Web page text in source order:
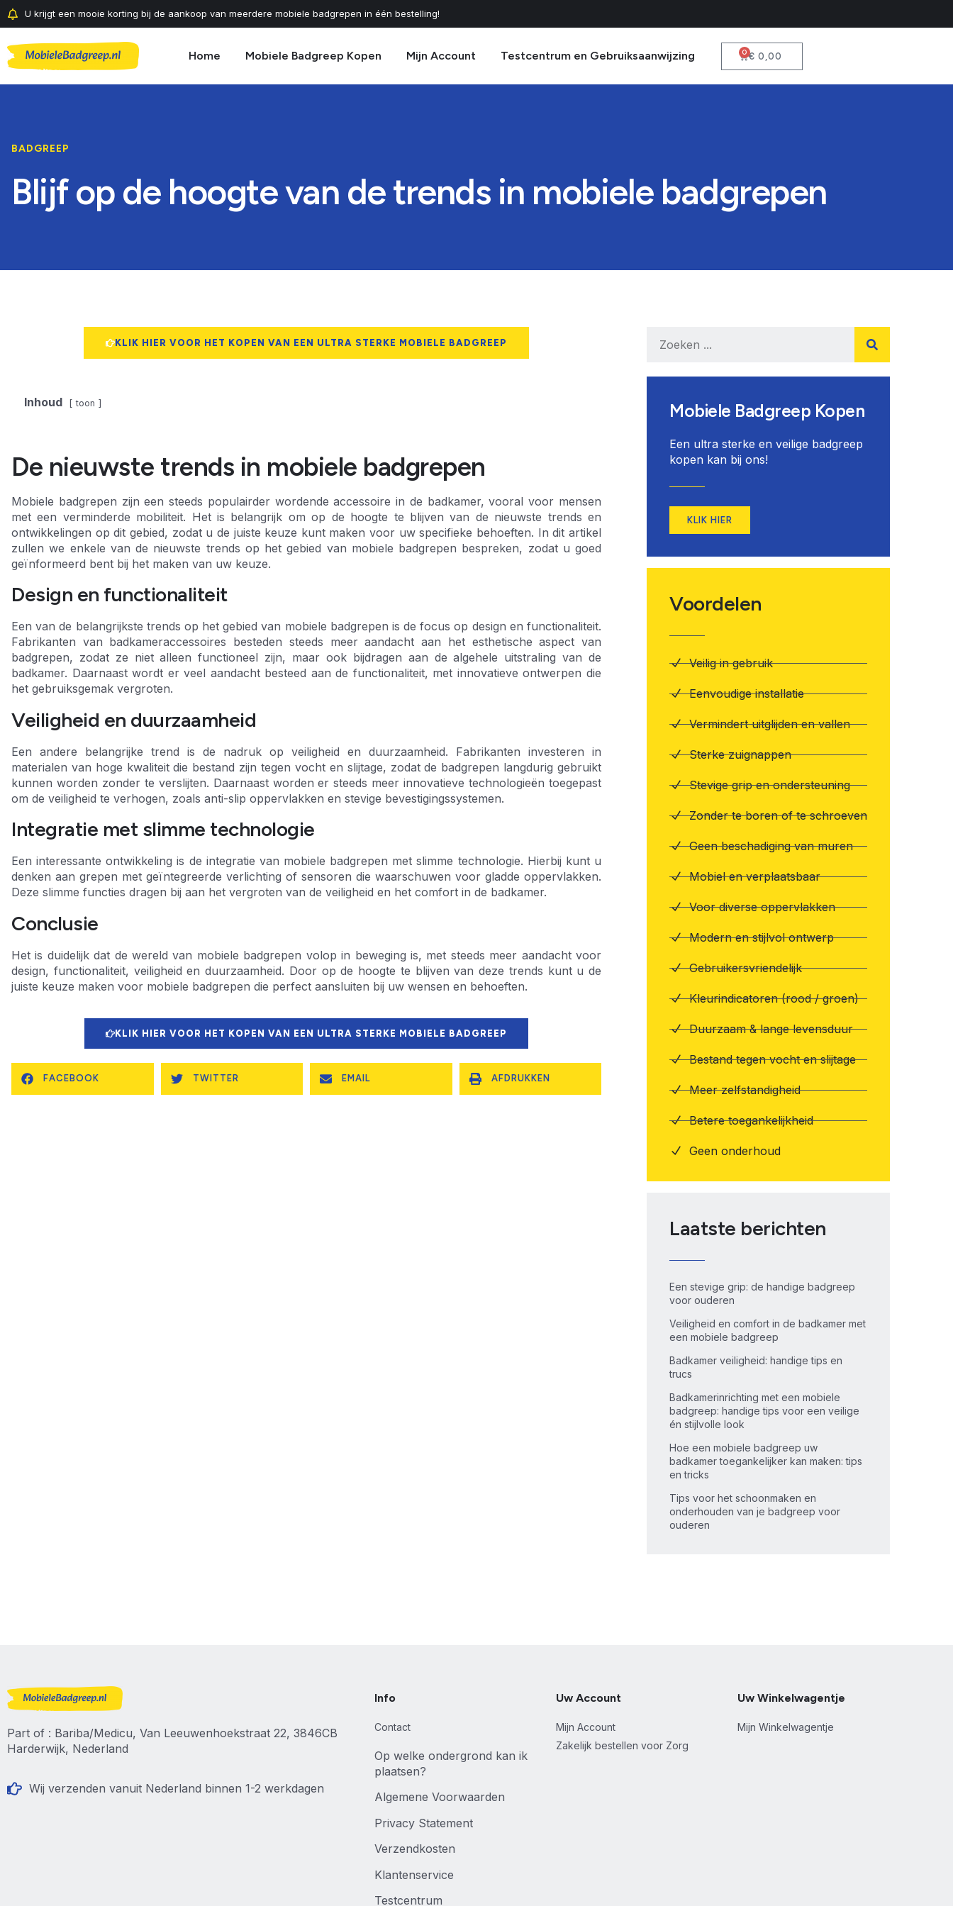
U krijgt een mooie korting bij de aankoop van meerdere mobiele badgrepen in één bestelling!
Home Mobiele Badgreep Kopen Mijn Account Testcentrum en Gebruiksaanwijzing € 0,00
0
BADGREEP
Blijf op de hoogte van de trends in mobiele badgrepen
KLIK HIER VOOR HET KOPEN VAN EEN ULTRA STERKE MOBIELE BADGREEP
Inhoud toon
De nieuwste trends in mobiele badgrepen
Mobiele badgrepen zijn een steeds populairder wordende accessoire in de badkamer, vooral voor mensen
met een verminderde mobiliteit. Het is belangrijk om op de hoogte te blijven van de nieuwste trends en
ontwikkelingen op dit gebied, zodat u de juiste keuze kunt maken voor uw specifieke behoeften. In dit artikel
zullen we enkele van de nieuwste trends op het gebied van mobiele badgrepen bespreken, zodat u goed
geïnformeerd bent bij het maken van uw keuze.
Design en functionaliteit
Een van de belangrijkste trends op het gebied van mobiele badgrepen is de focus op design en functionaliteit.
Fabrikanten van badkameraccessoires besteden steeds meer aandacht aan het esthetische aspect van
badgrepen, zodat ze niet alleen functioneel zijn, maar ook bijdragen aan de algehele uitstraling van de
badkamer. Daarnaast wordt er veel aandacht besteed aan de functionaliteit, met innovatieve ontwerpen die
het gebruiksgemak vergroten.
Veiligheid en duurzaamheid
Een andere belangrijke trend is de nadruk op veiligheid en duurzaamheid. Fabrikanten investeren in
materialen van hoge kwaliteit die bestand zijn tegen vocht en slijtage, zodat de badgrepen langdurig gebruikt
kunnen worden zonder te verslijten. Daarnaast worden er steeds meer innovatieve technologieën toegepast
om de veiligheid te verhogen, zoals anti-slip oppervlakken en stevige bevestigingssystemen.
Integratie met slimme technologie
Een interessante ontwikkeling is de integratie van mobiele badgrepen met slimme technologie. Hierbij kunt u
denken aan grepen met geïntegreerde verlichting of sensoren die waarschuwen voor gladde oppervlakken.
Deze slimme functies dragen bij aan het vergroten van de veiligheid en het comfort in de badkamer.
Conclusie
Het is duidelijk dat de wereld van mobiele badgrepen volop in beweging is, met steeds meer aandacht voor
design, functionaliteit, veiligheid en duurzaamheid. Door op de hoogte te blijven van deze trends kunt u de
juiste keuze maken voor mobiele badgrepen die perfect aansluiten bij uw wensen en behoeften.
KLIK HIER VOOR HET KOPEN VAN EEN ULTRA STERKE MOBIELE BADGREEP
FACEBOOK TWITTER EMAIL AFDRUKKEN
Mobiele Badgreep Kopen
Een ultra sterke en veilige badgreep
kopen kan bij ons!
KLIK HIER
Voordelen
Veilig in gebruik
Eenvoudige installatie
Vermindert uitglijden en vallen
Sterke zuignappen
Stevige grip en ondersteuning
Zonder te boren of te schroeven
Geen beschadiging van muren
Mobiel en verplaatsbaar
Voor diverse oppervlakken
Modern en stijlvol ontwerp
Gebruikersvriendelijk
Kleurindicatoren (rood / groen)
Duurzaam & lange levensduur
Bestand tegen vocht en slijtage
Meer zelfstandigheid
Betere toegankelijkheid
Geen onderhoud
Laatste berichten
Een stevige grip: de handige badgreep
voor ouderen
Veiligheid en comfort in de badkamer met
een mobiele badgreep
Badkamer veiligheid: handige tips en
trucs
Badkamerinrichting met een mobiele
badgreep: handige tips voor een veilige
én stijlvolle look
Hoe een mobiele badgreep uw
badkamer toegankelijker kan maken: tips
en tricks
Tips voor het schoonmaken en
onderhouden van je badgreep voor
ouderen
Part of : Bariba/Medicu, Van Leeuwenhoekstraat 22, 3846CB
Harderwijk, Nederland
Wij verzenden vanuit Nederland binnen 1-2 werkdagen
Info
Contact
Op welke ondergrond kan ik
plaatsen?
Algemene Voorwaarden
Privacy Statement
Verzendkosten
Klantenservice
Testcentrum
Uw Account
Mijn Account
Zakelijk bestellen voor Zorg
Uw Winkelwagentje
Mijn Winkelwagentje